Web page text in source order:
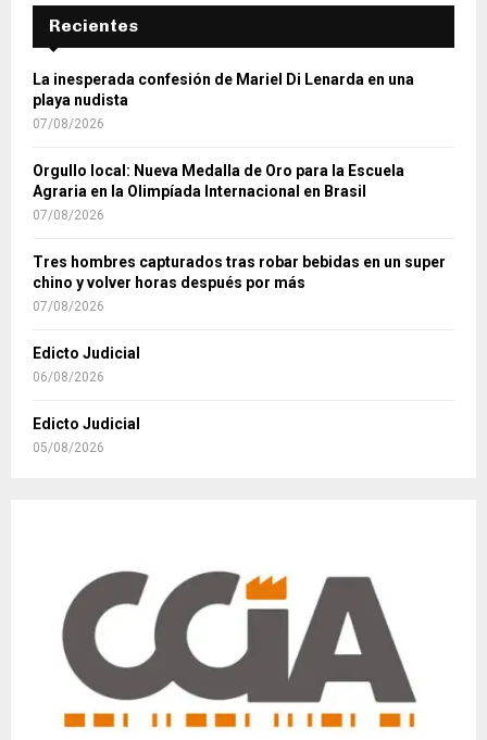
Recientes
La inesperada confesión de Mariel Di Lenarda en una
playa nudista
07/08/2026
Orgullo local: Nueva Medalla de Oro para la Escuela
Agraria en la Olimpíada Internacional en Brasil
07/08/2026
Tres hombres capturados tras robar bebidas en un super
chino y volver horas después por más
07/08/2026
Edicto Judicial
06/08/2026
Edicto Judicial
05/08/2026